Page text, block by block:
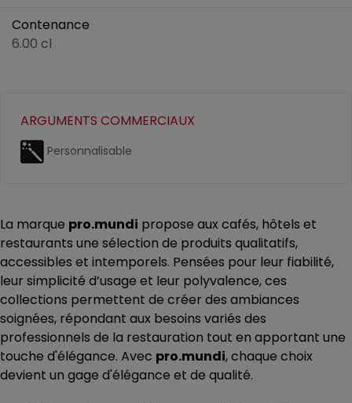
Contenance
6.00 cl
ARGUMENTS COMMERCIAUX
Personnalisable
La marque pro.mundi propose aux cafés, hôtels et
restaurants une sélection de produits qualitatifs,
accessibles et intemporels. Pensées pour leur fiabilité,
leur simplicité d’usage et leur polyvalence, ces
collections permettent de créer des ambiances
soignées, répondant aux besoins variés des
professionnels de la restauration tout en apportant une
touche d'élégance. Avec pro.mundi, chaque choix
devient un gage d'élégance et de qualité.